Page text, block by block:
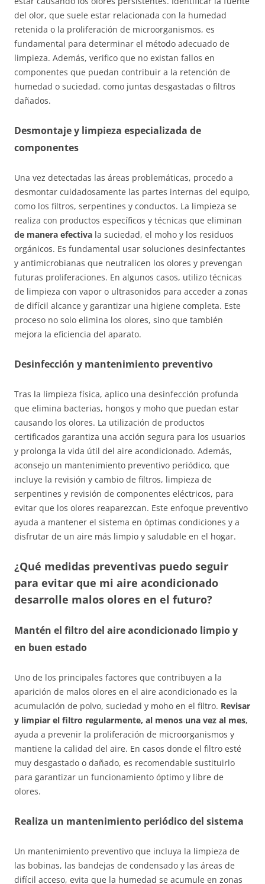
del olor, que suele estar relacionada con la humedad
retenida o la proliferación de microorganismos, es
fundamental para determinar el método adecuado de
limpieza. Además, verifico que no existan fallos en
componentes que puedan contribuir a la retención de
humedad o suciedad, como juntas desgastadas o filtros
dañados.
Desmontaje y limpieza especializada de
componentes
Una vez detectadas las áreas problemáticas, procedo a
desmontar cuidadosamente las partes internas del equipo,
como los filtros, serpentines y conductos. La limpieza se
realiza con productos específicos y técnicas que eliminan
de manera efectiva la suciedad, el moho y los residuos
orgánicos. Es fundamental usar soluciones desinfectantes
y antimicrobianas que neutralicen los olores y prevengan
futuras proliferaciones. En algunos casos, utilizo técnicas
de limpieza con vapor o ultrasonidos para acceder a zonas
de difícil alcance y garantizar una higiene completa. Este
proceso no solo elimina los olores, sino que también
mejora la eficiencia del aparato.
Desinfección y mantenimiento preventivo
Tras la limpieza física, aplico una desinfección profunda
que elimina bacterias, hongos y moho que puedan estar
causando los olores. La utilización de productos
certificados garantiza una acción segura para los usuarios
y prolonga la vida útil del aire acondicionado. Además,
aconsejo un mantenimiento preventivo periódico, que
incluye la revisión y cambio de filtros, limpieza de
serpentines y revisión de componentes eléctricos, para
evitar que los olores reaparezcan. Este enfoque preventivo
ayuda a mantener el sistema en óptimas condiciones y a
disfrutar de un aire más limpio y saludable en el hogar.
¿Qué medidas preventivas puedo seguir
para evitar que mi aire acondicionado
desarrolle malos olores en el futuro?
Mantén el filtro del aire acondicionado limpio y
en buen estado
Uno de los principales factores que contribuyen a la
aparición de malos olores en el aire acondicionado es la
acumulación de polvo, suciedad y moho en el filtro. Revisar
y limpiar el filtro regularmente, al menos una vez al mes,
ayuda a prevenir la proliferación de microorganismos y
mantiene la calidad del aire. En casos donde el filtro esté
muy desgastado o dañado, es recomendable sustituirlo
para garantizar un funcionamiento óptimo y libre de
olores.
Realiza un mantenimiento periódico del sistema
Un mantenimiento preventivo que incluya la limpieza de
las bobinas, las bandejas de condensado y las áreas de
difícil acceso, evita que la humedad se acumule en zonas